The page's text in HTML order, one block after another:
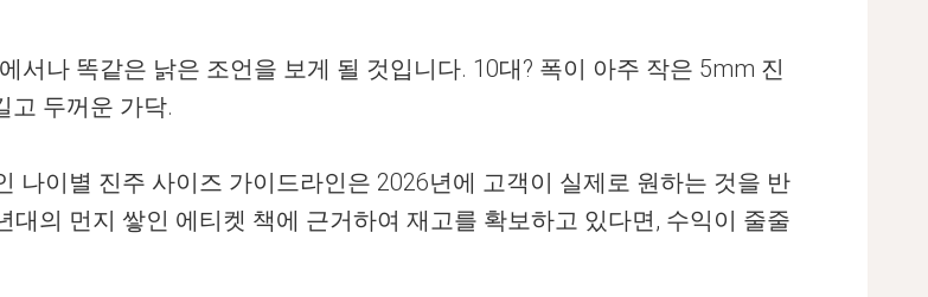
서나 똑같은 낡은 조언을 보게 될 것입니다. 10대? 폭이 아주 작은 5mm 진
고 두꺼운 가닥.
나이별 진주 사이즈 가이드라인은 2026년에 고객이 실제로 원하는 것을 반
의 먼지 쌓인 에티켓 책에 근거하여 재고를 확보하고 있다면, 수익이 줄줄